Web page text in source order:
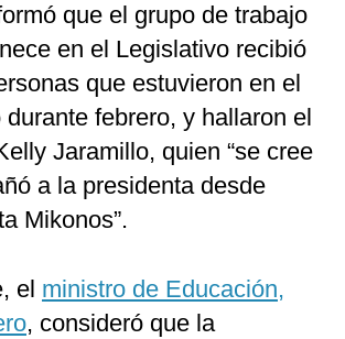
que el grupo de trabajo
en el Legislativo recibió
que estuvieron en el
febrero, y hallaron el
Jaramillo, quien “se cree
a la presidenta desde
Mikonos”.
el ministro de Educación,
, consideró que la